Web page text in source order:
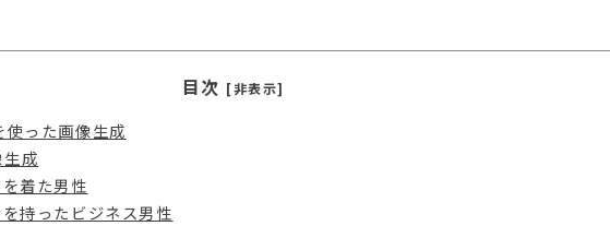
目次 [非表示]
った画像生成
成
着た男性
持ったビジネス男性